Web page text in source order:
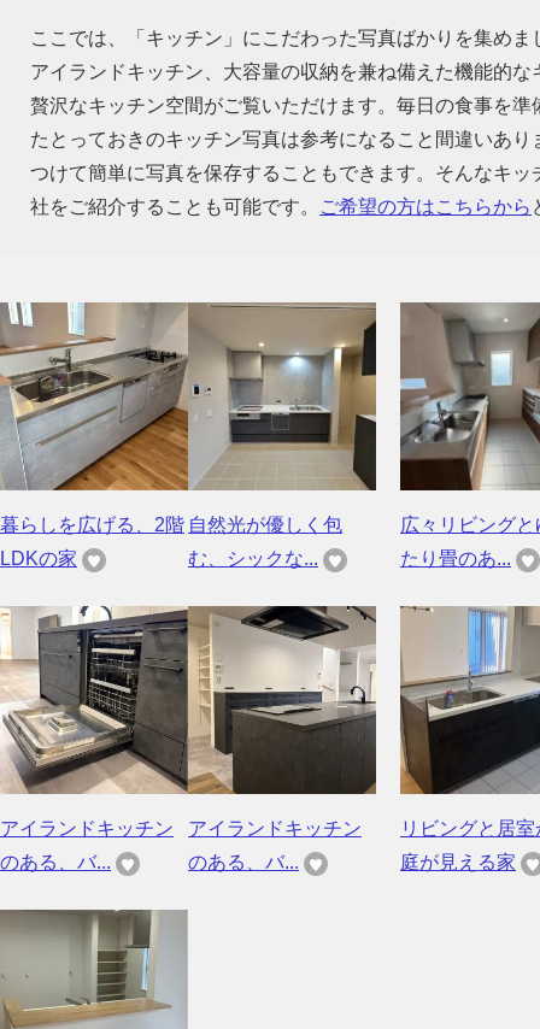
ここでは、「キッチン」にこだわった写真ばかりを集め
アイランドキッチン、大容量の収納を兼ね備えた機能的
贅沢なキッチン空間がご覧いただけます。毎日の食事を
たとっておきのキッチン写真は参考になること間違いあ
つけて簡単に写真を保存することもできます。そんなキ
社をご紹介することも可能です。
ご希望の方はこちらから
暮らしを広げる、2階
LDKの家
自然光が優しく包
む、シックな...
広々リビングと
たり畳のあ...
アイランドキッチン
のある、バ...
アイランドキッチン
のある、バ...
リビングと居室
庭が見える家